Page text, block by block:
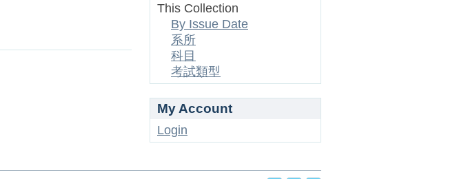
This Collection
By Issue Date
系所
科目
考試類型
My Account
Login